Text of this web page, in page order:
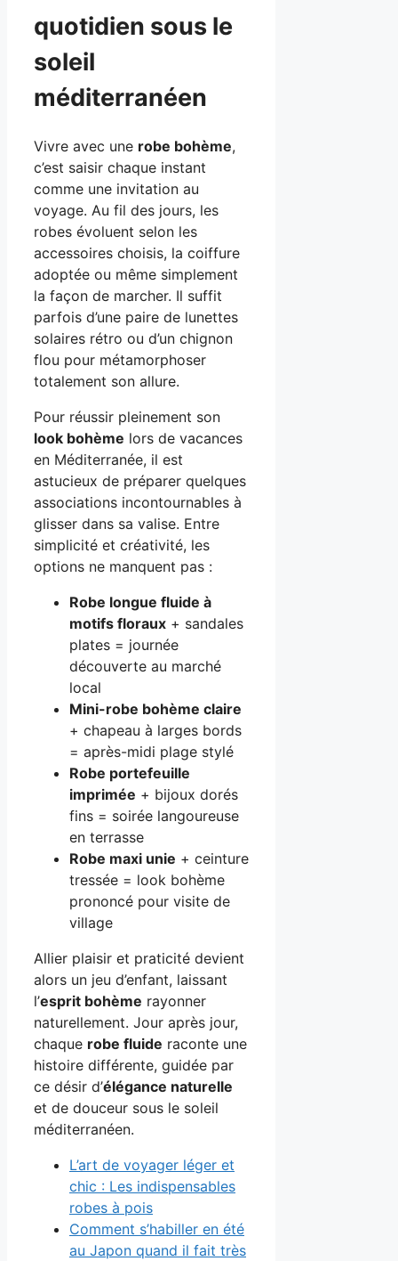
quotidien sous le
soleil
méditerranéen
Vivre avec une robe bohème,
c’est saisir chaque instant
comme une invitation au
voyage. Au fil des jours, les
robes évoluent selon les
accessoires choisis, la coiffure
adoptée ou même simplement
la façon de marcher. Il suffit
parfois d’une paire de lunettes
solaires rétro ou d’un chignon
flou pour métamorphoser
totalement son allure.
Pour réussir pleinement son
look bohème lors de vacances
en Méditerranée, il est
astucieux de préparer quelques
associations incontournables à
glisser dans sa valise. Entre
simplicité et créativité, les
options ne manquent pas :
Robe longue fluide à
motifs floraux + sandales
plates = journée
découverte au marché
local
Mini-robe bohème claire
+ chapeau à larges bords
= après-midi plage stylé
Robe portefeuille
imprimée + bijoux dorés
fins = soirée langoureuse
en terrasse
Robe maxi unie + ceinture
tressée = look bohème
prononcé pour visite de
village
Allier plaisir et praticité devient
alors un jeu d’enfant, laissant
l’esprit bohème rayonner
naturellement. Jour après jour,
chaque robe fluide raconte une
histoire différente, guidée par
ce désir d’élégance naturelle
et de douceur sous le soleil
méditerranéen.
L’art de voyager léger et
chic : Les indispensables
robes à pois
Comment s’habiller en été
au Japon quand il fait très